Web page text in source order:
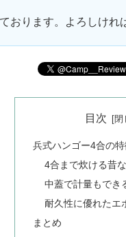
おります。よろしけれ
目次
兵式ハンゴー4合の
4合まで炊ける昔
中蓋で計量もでき
耐久性に優れたエ
まとめ